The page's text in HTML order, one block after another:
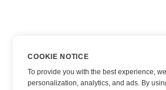
COOKIE NOTICE
To provide you with the best experience,
personalization, analytics, and ads. By